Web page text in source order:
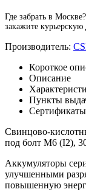
Где забрать в
закажите
Производитель:
Короткое
Описание
Пункты
Сертификаты
Свинцово-
под болт М6 (I2),
Аккумуляторы
улучшенными
повышенную